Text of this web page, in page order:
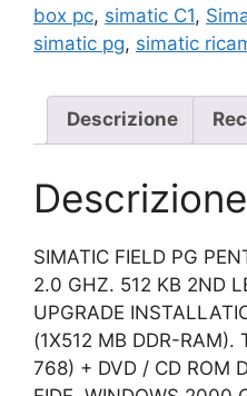
box pc, simatic C1,
simatic pg, simatic
Descrizione
Descrizione
SIMATIC FIELD PG
2.0 GHZ. 512 KB 2ND
UPGRADE
(1X512 MB DDR-RAM).
768) + DVD / CD ROM